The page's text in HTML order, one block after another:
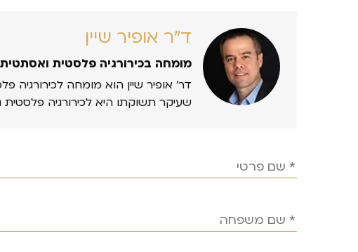
ד״ר אופיר שיין
מומחה בכירורגיה פלסטית ואסתטית
דר’ אופיר שיין הוא מומחה לכירורגיה
שעיקר תשוקתו היא לכירורגיה